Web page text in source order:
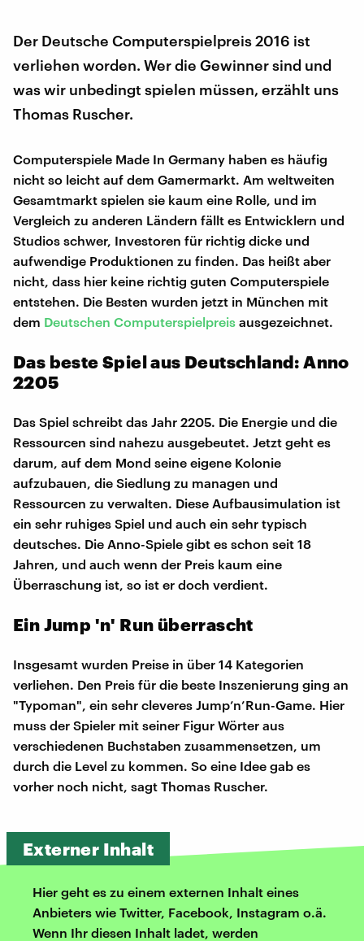
Der Deutsche Computerspielpreis 2016 ist
verliehen worden. Wer die Gewinner sind und
was wir unbedingt spielen müssen, erzählt uns
Thomas Ruscher.
Computerspiele Made In Germany haben es häufig
nicht so leicht auf dem Gamermarkt. Am weltweiten
Gesamtmarkt spielen sie kaum eine Rolle, und im
Vergleich zu anderen Ländern fällt es Entwicklern und
Studios schwer, Investoren für richtig dicke und
aufwendige Produktionen zu finden. Das heißt aber
nicht, dass hier keine richtig guten Computerspiele
entstehen. Die Besten wurden jetzt in München mit
dem Deutschen Computerspielpreis ausgezeichnet.
Das beste Spiel aus Deutschland: Anno
2205
Das Spiel schreibt das Jahr 2205. Die Energie und die
Ressourcen sind nahezu ausgebeutet. Jetzt geht es
darum, auf dem Mond seine eigene Kolonie
aufzubauen, die Siedlung zu managen und
Ressourcen zu verwalten. Diese Aufbausimulation ist
ein sehr ruhiges Spiel und auch ein sehr typisch
deutsches. Die Anno-Spiele gibt es schon seit 18
Jahren, und auch wenn der Preis kaum eine
Überraschung ist, so ist er doch verdient.
Ein Jump 'n' Run überrascht
Insgesamt wurden Preise in über 14 Kategorien
verliehen. Den Preis für die beste Inszenierung ging an
"Typoman", ein sehr cleveres Jump’n’Run-Game. Hier
muss der Spieler mit seiner Figur Wörter aus
verschiedenen Buchstaben zusammensetzen, um
durch die Level zu kommen. So eine Idee gab es
vorher noch nicht, sagt Thomas Ruscher.
Externer Inhalt
Hier geht es zu einem externen Inhalt eines
Anbieters wie Twitter, Facebook, Instagram o.ä.
Wenn Ihr diesen Inhalt ladet, werden